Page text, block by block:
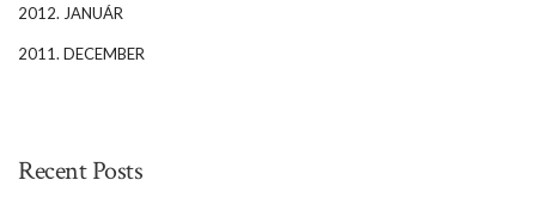
2012. JANUÁR
2011. DECEMBER
Recent Posts